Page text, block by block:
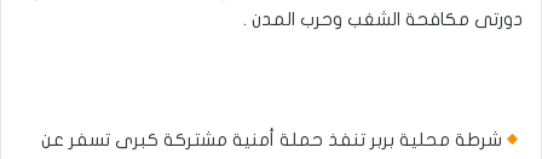
دورتى مكافحة الشغب وحرب المدن .
شرطة محلية بربر تنفذ حملة أمنية مشتركة كبرى تسفر عن